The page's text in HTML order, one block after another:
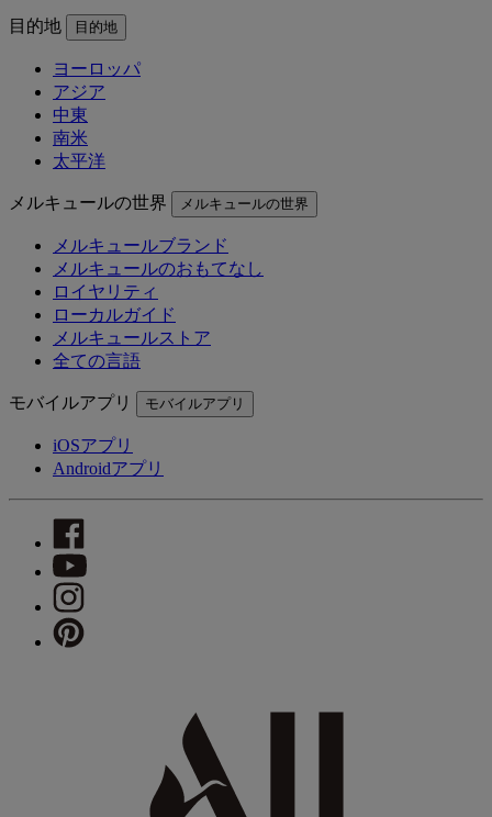
目的地 目的地
ヨーロッパ
アジア
中東
南米
太平洋
メルキュールの世界 メルキュールの世界
メルキュールブランド
メルキュールのおもてなし
ロイヤリティ
ローカルガイド
メルキュールストア
全ての言語
モバイルアプリ モバイルアプリ
iOSアプリ
Androidアプリ